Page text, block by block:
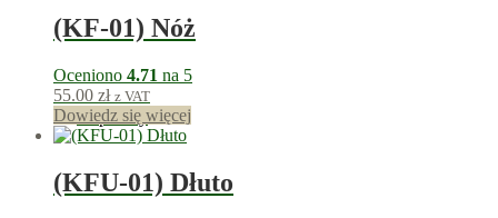
(KF-01) Nóż
Oceniono 4.71 na 5
55.00 zł z VAT
55punkty
Dowiedz się więcej
(KFU-01) Dłuto